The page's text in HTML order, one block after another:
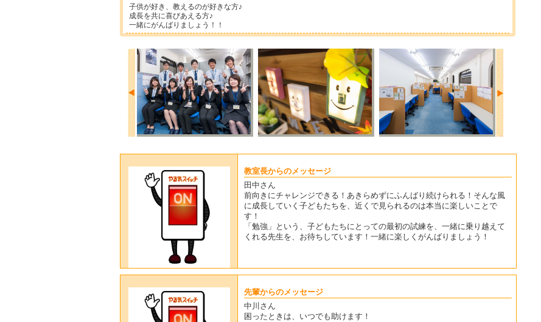
子供が好き、教えるのが好きな方♪
成長を共に喜びあえる方♪
一緒にがんばりましょう！！
教室長からのメッセージ
田中さん
前向きにチャレンジできる！あきらめずにふんばり続けられる！そんな風
に成長していく子どもたちを、近くで見られるのは本当に楽しいことで
す！
「勉強」という、子どもたちにとっての最初の試練を、一緒に乗り越えて
くれる先生を、お待ちしています！一緒に楽しくがんばりましょう！
先輩からのメッセージ
中川さん
困ったときは、いつでも助けます！